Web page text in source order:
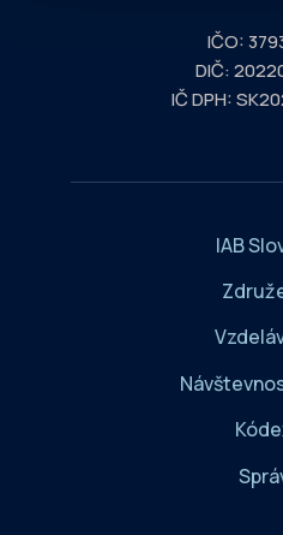
IČO:
DIČ:
IČ DPH:
IAB